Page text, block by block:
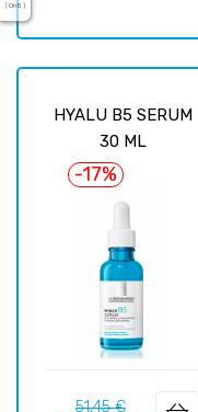
HYALU B5 SERUM
30 ML
-17%
Prix
51,45 €Prix
( On 5 )